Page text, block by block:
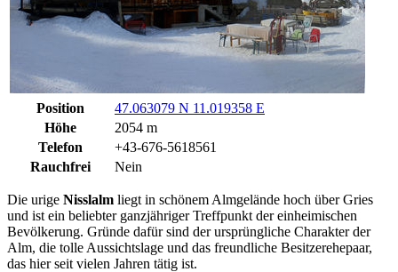
Position
47.063079 N 11.019358 E
Höhe
2054 m
Telefon
+43-676-5618561
Rauchfrei
Nein
Die urige Nisslalm liegt in schönem Almgelände hoch über Gries
und ist ein beliebter ganzjähriger Treffpunkt der einheimischen
Bevölkerung. Gründe dafür sind der ursprüngliche Charakter der
Alm, die tolle Aussichtslage und das freundliche Besitzerehepaar,
das hier seit vielen Jahren tätig ist.